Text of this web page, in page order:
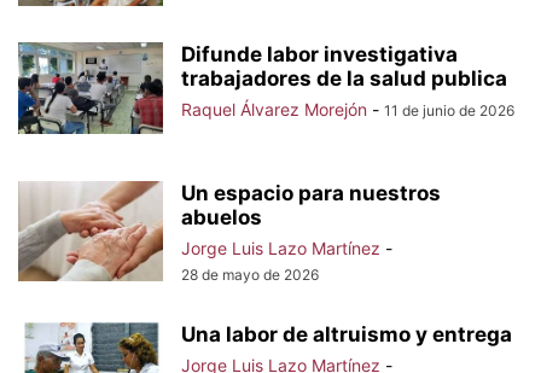
Difunde labor investigativa
trabajadores de la salud publica
Raquel Álvarez Morejón - 11 de junio de 2026
Un espacio para nuestros
abuelos
Jorge Luis Lazo Martínez -
28 de mayo de 2026
Una labor de altruismo y entrega
Jorge Luis Lazo Martínez -